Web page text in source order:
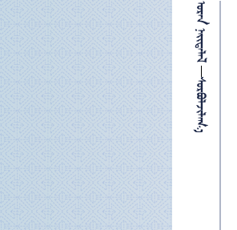
 

